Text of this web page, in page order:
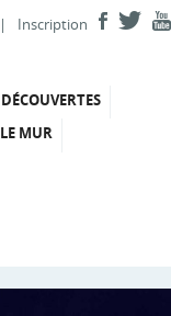
| Inscription
DÉCOUVERTES
LE MUR